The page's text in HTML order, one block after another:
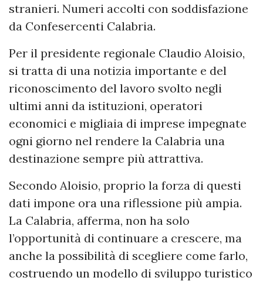
stranieri. Numeri accolti con soddisfazione
da Confesercenti Calabria.
Per il presidente regionale Claudio Aloisio,
si tratta di una notizia importante e del
riconoscimento del lavoro svolto negli
ultimi anni da istituzioni, operatori
economici e migliaia di imprese impegnate
ogni giorno nel rendere la Calabria una
destinazione sempre più attrattiva.
Secondo Aloisio, proprio la forza di questi
dati impone ora una riflessione più ampia.
La Calabria, afferma, non ha solo
l’opportunità di continuare a crescere, ma
anche la possibilità di scegliere come farlo,
costruendo un modello di sviluppo turistico